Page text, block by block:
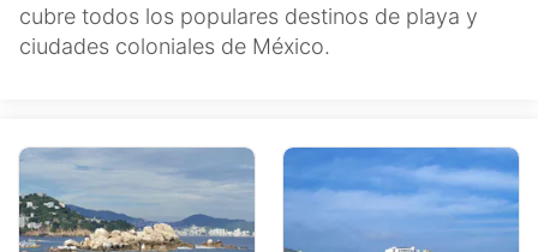
cubre todos los populares destinos de playa y
ciudades coloniales de México.